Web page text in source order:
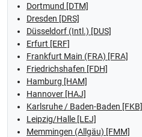
Dortmund [DTM]
Dresden [DRS]
Düsseldorf (Intl.) [DUS]
Erfurt [ERF]
Frankfurt Main (FRA) [FRA]
Friedrichshafen [FDH]
Hamburg [HAM]
Hannover [HAJ]
Karlsruhe / Baden-Baden [FKB]
Leipzig/Halle [LEJ]
Memmingen (Allgäu) [FMM]